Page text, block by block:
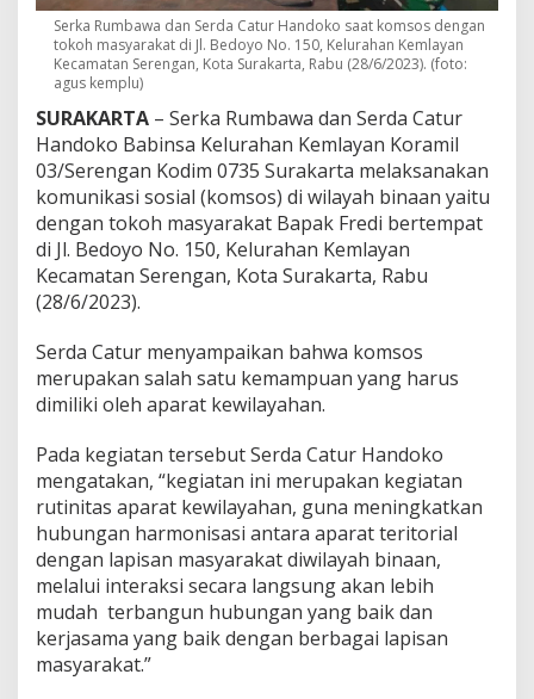
g
a
n
W
r
g
a
B
n
a
a
n
Serka Rumbawa dan Serda Catur Handoko saat komsos dengan
tokoh masyarakat di Jl. Bedoyo No. 150, Kelurahan Kemlayan
Kecamatan Serengan, Kota Surakarta, Rabu (28/6/2023). (foto:
agus kemplu)
SURAKARTA – Serka Rumbawa dan Serda Catur
Handoko Babinsa Kelurahan Kemlayan Koramil
03/Serengan Kodim 0735 Surakarta melaksanakan
komunikasi sosial (komsos) di wilayah binaan yaitu
dengan tokoh masyarakat Bapak Fredi bertempat
di Jl. Bedoyo No. 150, Kelurahan Kemlayan
Kecamatan Serengan, Kota Surakarta, Rabu
(28/6/2023).
Serda Catur menyampaikan bahwa komsos
merupakan salah satu kemampuan yang harus
dimiliki oleh aparat kewilayahan.
Pada kegiatan tersebut Serda Catur Handoko
mengatakan, “kegiatan ini merupakan kegiatan
rutinitas aparat kewilayahan, guna meningkatkan
hubungan harmonisasi antara aparat teritorial
dengan lapisan masyarakat diwilayah binaan,
melalui interaksi secara langsung akan lebih
mudah terbangun hubungan yang baik dan
kerjasama yang baik dengan berbagai lapisan
masyarakat.”